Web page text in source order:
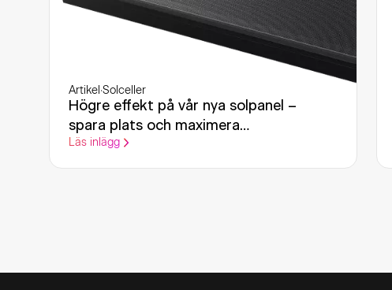
Artikel ·Solceller
Högre effekt på vår nya solpanel –
spara plats och maximera
elproduktionen
Läs inlägg